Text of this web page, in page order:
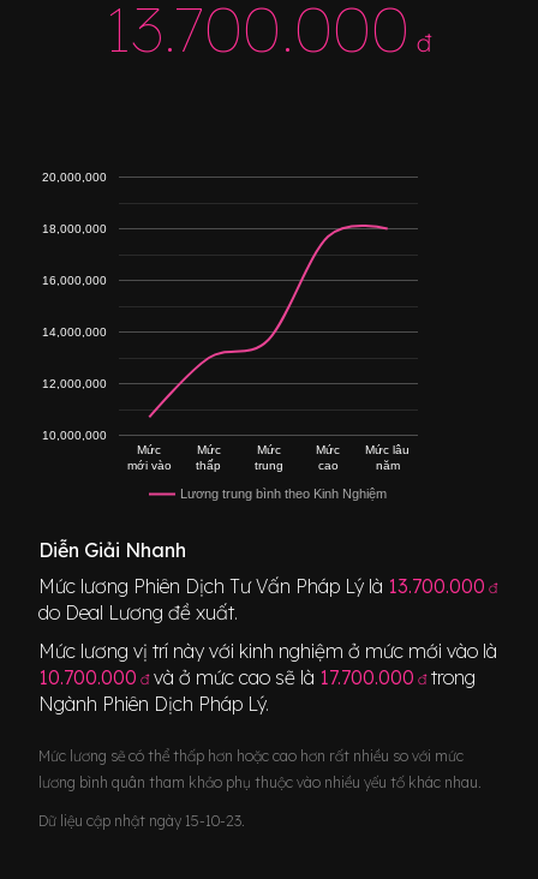
13.700.000 đ
Lương trung bình theo Kinh Nghiệm
Mức
mới vào
Mức
thấp
Mức
trung
Mức
cao
Mức lâu
năm
10,000,000
12,000,000
14,000,000
16,000,000
18,000,000
20,000,000
Diễn Giải Nhanh
Mức lương Phiên Dịch Tư Vấn Pháp Lý là 13.700.000 đ
do Deal Lương đề xuất.
Mức lương vị trí này với kinh nghiệm ở mức mới vào là
10.700.000 đ và ở mức cao sẽ là 17.700.000 đ trong
Ngành Phiên Dịch Pháp Lý.
Mức lương sẽ có thể thấp hơn hoặc cao hơn rất nhiều so với mức
lương bình quân tham khảo phụ thuộc vào nhiều yếu tố khác nhau.
Dữ liệu cập nhật ngày 15-10-23.